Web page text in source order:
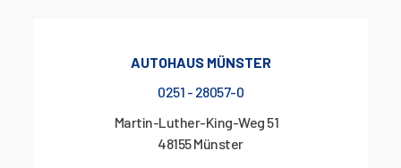
AUTOHAUS MÜNSTER
0251 - 28057-0
Martin-Luther-King-Weg 51
48155 Münster